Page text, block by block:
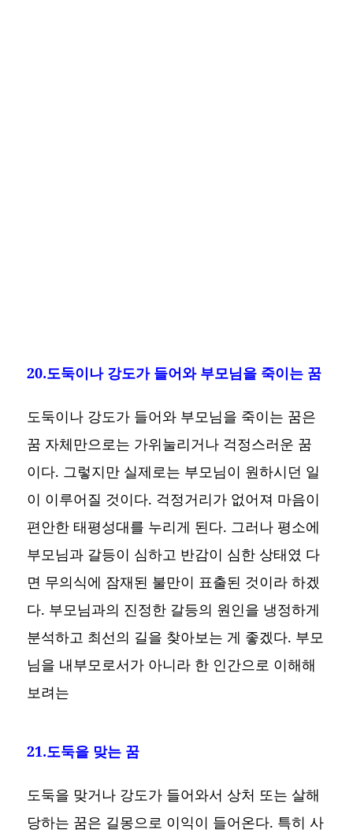
20.도둑이나 강도가 들어와 부모님을 죽이는 꿈
도둑이나 강도가 들어와 부모님을 죽이는 꿈은
꿈 자체만으로는 가위눌리거나 걱정스러운 꿈
이다. 그렇지만 실제로는 부모님이 원하시던 일
이 이루어질 것이다. 걱정거리가 없어져 마음이
편안한 태평성대를 누리게 된다. 그러나 평소에
부모님과 갈등이 심하고 반감이 심한 상태였 다
면 무의식에 잠재된 불만이 표출된 것이라 하겠
다. 부모님과의 진정한 갈등의 원인을 냉정하게
분석하고 최선의 길을 찾아보는 게 좋겠다. 부모
님을 내부모로서가 아니라 한 인간으로 이해해
보려는
21.도둑을 맞는 꿈
도둑을 맞거나 강도가 들어와서 상처 또는 살해
당하는 꿈은 길몽으로 이익이 들어온다. 특히 사